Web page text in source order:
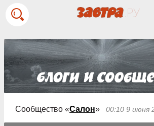
Сообщество «Салон» 00:10 9 июня